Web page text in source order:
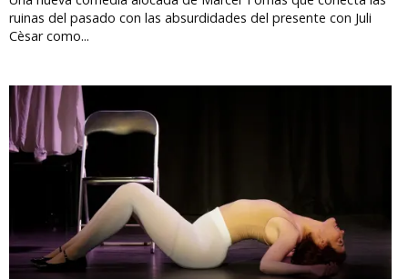
ruinas del pasado con las absurdidades del presente con Juli
Cèsar como...